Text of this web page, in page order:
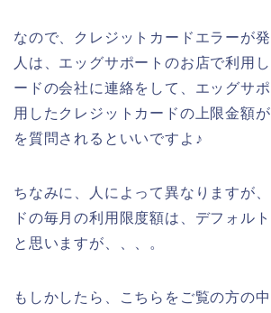
なので、クレジットカードエラーが
人は、エッグサポートのお店で利用
ードの会社に連絡をして、エッグサ
用したクレジットカードの上限金額
を質問されるといいですよ♪
ちなみに、人によって異なりますが
ドの毎月の利用限度額は、デフォル
と思いますが、、、。
もしかしたら、こちらをご覧の方の